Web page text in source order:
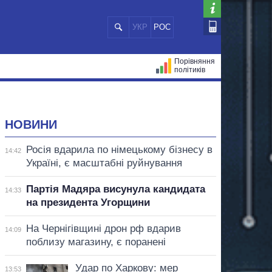
УКР РОС
Порівняння
політиків
НОВИНИ
14:42
Росія вдарила по німецькому бізнесу в
Україні, є масштабні руйнування
14:33
Партія Мадяра висунула кандидата
на президента Угорщини
14:09
На Чернігівщині дрон рф вдарив
поблизу магазину, є поранені
13:53
Удар по Харкову: мер